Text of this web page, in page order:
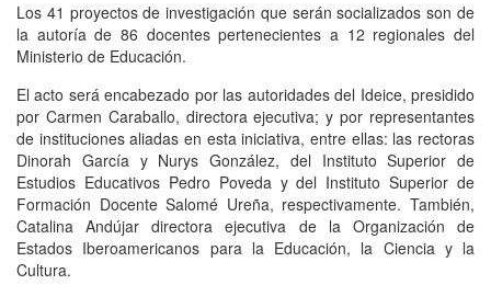
Los 41 proyectos de investigación que serán socializados son de
la autoría de 86 docentes pertenecientes a 12 regionales del
Ministerio de Educación.
El acto será encabezado por las autoridades del Ideice, presidido
por Carmen Caraballo, directora ejecutiva; y por representantes
de instituciones aliadas en esta iniciativa, entre ellas: las rectoras
Dinorah García y Nurys González, del Instituto Superior de
Estudios Educativos Pedro Poveda y del Instituto Superior de
Formación Docente Salomé Ureña, respectivamente. También,
Catalina Andújar directora ejecutiva de la Organización de
Estados Iberoamericanos para la Educación, la Ciencia y la
Cultura.